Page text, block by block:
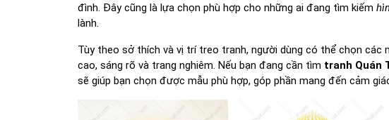
đình. Đây cũng là lựa chọn phù hợp cho những ai đang tìm kiếm
lành.
Tùy theo sở thích và vị trí treo tranh, người dùng có thể chọn các
cao, sáng rõ và trang nghiêm. Nếu bạn đang cần tìm tranh Quán
sẽ giúp bạn chọn được mẫu phù hợp, góp phần mang đến cảm